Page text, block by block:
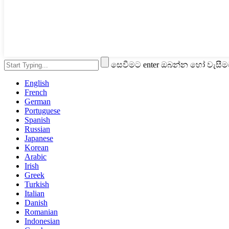
සෙවීමට enter ඔබන්න හෝ
English
French
German
Portuguese
Spanish
Russian
Japanese
Korean
Arabic
Irish
Greek
Turkish
Italian
Danish
Romanian
Indonesian